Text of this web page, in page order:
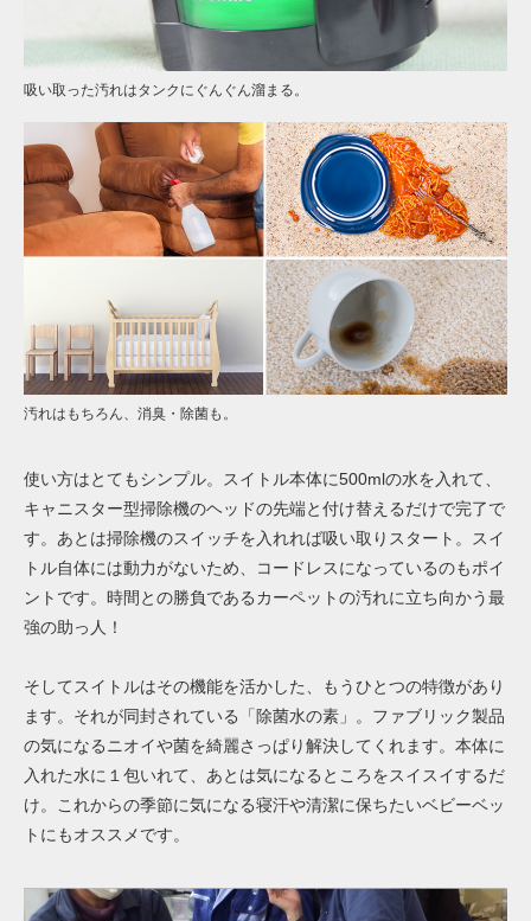
吸い取った汚れはタンクにぐんぐん溜まる。
汚れはもちろん、消臭・除菌も。
使い方はとてもシンプル。スイトル本体に500mlの水を入れて、
キャニスター型掃除機のヘッドの先端と付け替えるだけで完了で
す。あとは掃除機のスイッチを入れれば吸い取りスタート。スイ
トル自体には動力がないため、コードレスになっているのもポイ
ントです。時間との勝負であるカーペットの汚れに立ち向かう最
強の助っ人！
そしてスイトルはその機能を活かした、もうひとつの特徴があり
ます。それが同封されている「除菌水の素」。ファブリック製品
の気になるニオイや菌を綺麗さっぱり解決してくれます。本体に
入れた水に１包いれて、あとは気になるところをスイスイするだ
け。これからの季節に気になる寝汗や清潔に保ちたいベビーベッ
トにもオススメです。